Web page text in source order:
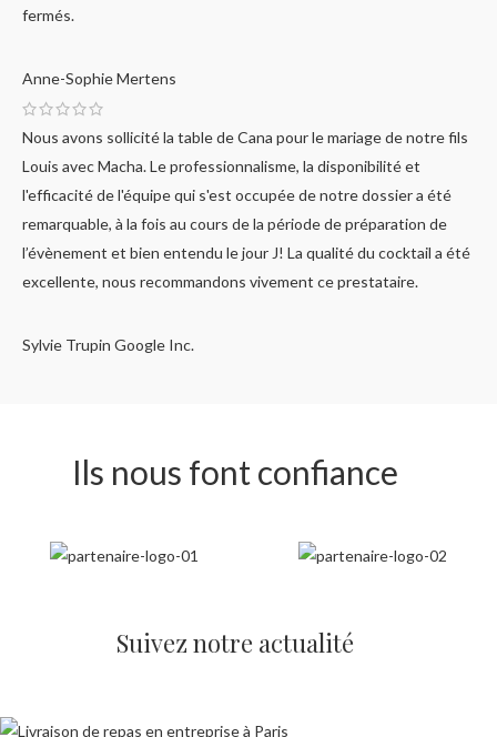
fermés.
Anne-Sophie Mertens
Nous avons sollicité la table de Cana pour le mariage de notre fils
Louis avec Macha. Le professionnalisme, la disponibilité et
l'efficacité de l'équipe qui s'est occupée de notre dossier a été
remarquable, à la fois au cours de la période de préparation de
l’évènement et bien entendu le jour J! La qualité du cocktail a été
excellente, nous recommandons vivement ce prestataire.
Sylvie Trupin Google Inc.
Ils nous font confiance
Suivez notre actualité